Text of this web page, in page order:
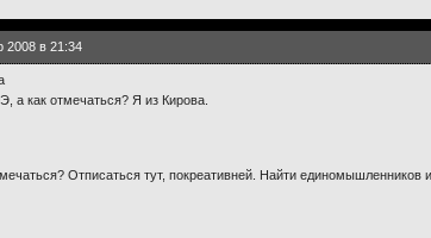
2008 в 21:34
а как отмечаться? Я из Кирова.
Отписаться тут, покреативней. Найти единомышленников